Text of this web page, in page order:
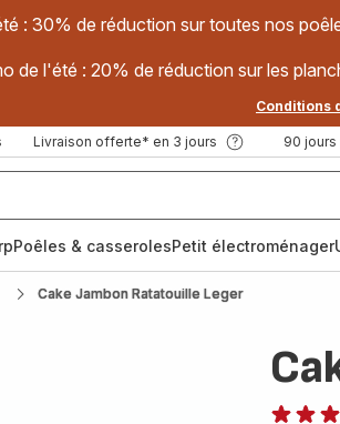
: 30% de réduction sur toutes nos
de l'été : 20% de réduction sur les
Conditions
Livraison offerte* en 3 jours 90 jours
Poêles & casserolesPetit électroménager
Cake Jambon Ratatouille Leger